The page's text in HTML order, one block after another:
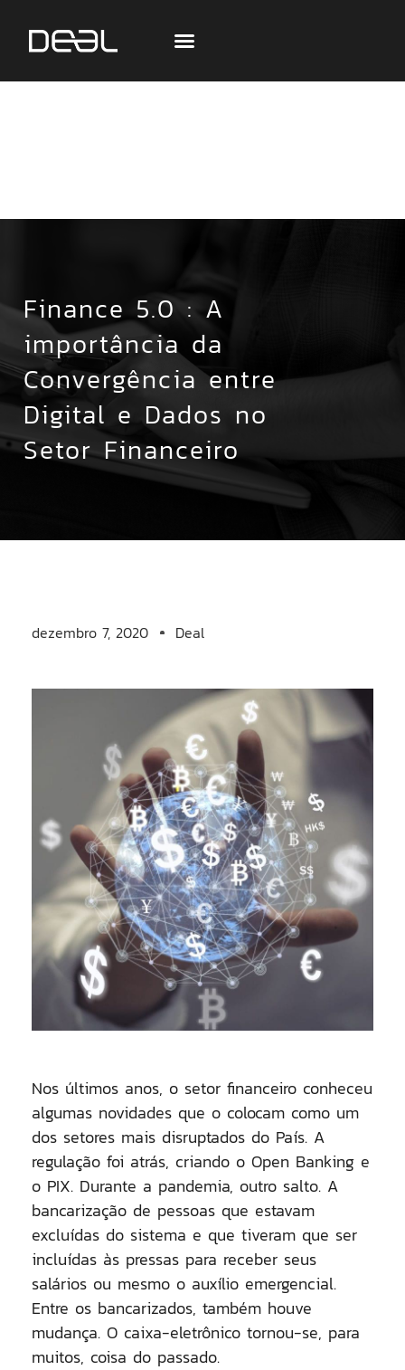
Finance 5.0 : A
importância da
Convergência entre
Digital e Dados no
Setor Financeiro
dezembro 7, 2020 Deal
Nos últimos anos, o setor financeiro conheceu
algumas novidades que o colocam como um
dos setores mais disruptados do País. A
regulação foi atrás, criando o Open Banking e
o PIX. Durante a pandemia, outro salto. A
bancarização de pessoas que estavam
excluídas do sistema e que tiveram que ser
incluídas às pressas para receber seus
salários ou mesmo o auxílio emergencial.
Entre os bancarizados, também houve
mudança. O caixa-eletrônico tornou-se, para
muitos, coisa do passado.